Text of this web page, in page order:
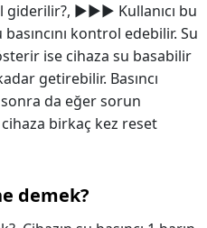
giderilir?, ►►► Kullanıcı bu
kontrol edebilir. Su
ise cihaza su basabilir
getirebilir. Basıncı
da eğer sorun
birkaç kez reset
demek?